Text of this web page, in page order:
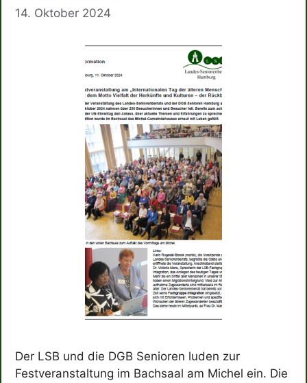
14. Oktober 2024
Der LSB und die DGB Senioren luden zur
Festveranstaltung im Bachsaal am Michel ein. Die